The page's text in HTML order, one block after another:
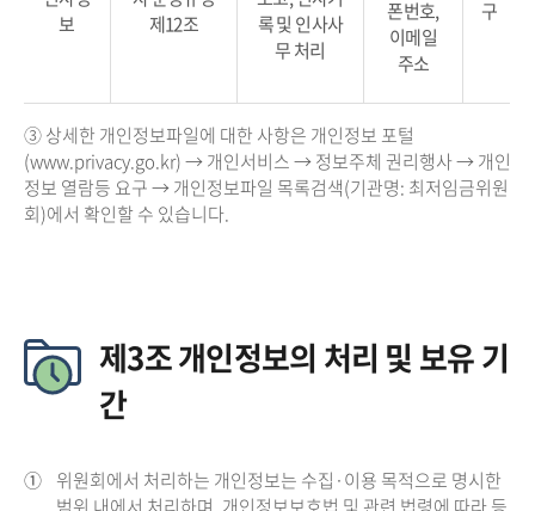
보
제12조
록 및 인사사
무 처리
폰번호,
이메일
주소
구
③ 상세한 개인정보파일에 대한 사항은 개인정보 포털
(www.privacy.go.kr) → 개인서비스 → 정보주체 권리행사 → 개인
정보 열람등 요구 → 개인정보파일 목록검색(기관명: 최저임금위원
회)에서 확인할 수 있습니다.
제3조 개인정보의 처리 및 보유 기
간
① 위원회에서 처리하는 개인정보는 수집·이용 목적으로 명시한